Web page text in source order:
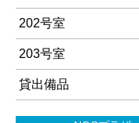
202号室
203号室
貸出備品